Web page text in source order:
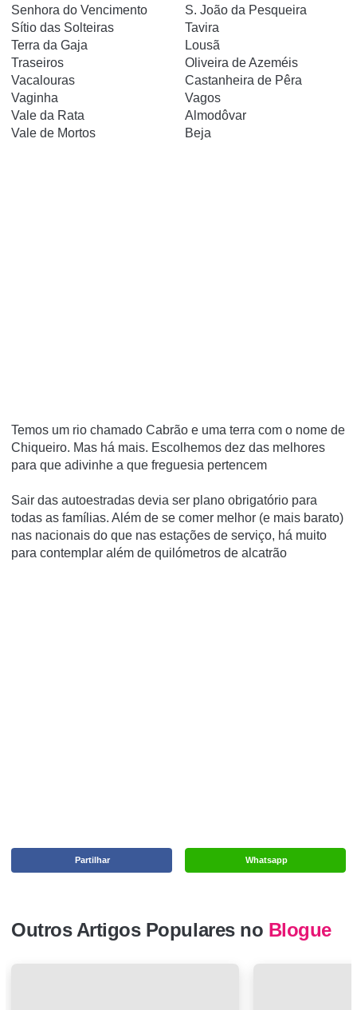
Senhora do Vencimento
S. João da Pesqueira
Sítio das Solteiras
Tavira
Terra da Gaja
Lousã
Traseiros
Oliveira de Azeméis
Vacalouras
Castanheira de Pêra
Vaginha
Vagos
Vale da Rata
Almodôvar
Vale de Mortos
Beja
Temos um rio chamado Cabrão e uma terra com o nome de
Chiqueiro. Mas há mais. Escolhemos dez das melhores
para que adivinhe a que freguesia pertencem
Sair das autoestradas devia ser plano obrigatório para
todas as famílias. Além de se comer melhor (e mais barato)
nas nacionais do que nas estações de serviço, há muito
para contemplar além de quilómetros de alcatrão
Whatsapp
Partilhar
Outros Artigos Populares no Blogue